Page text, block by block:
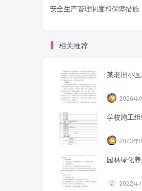
安全生产管理制度和保障措施
相关推荐
某老旧小
2026年
学校施工
2023年
园林绿化
2022年